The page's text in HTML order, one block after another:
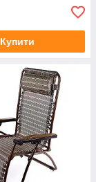
Купити